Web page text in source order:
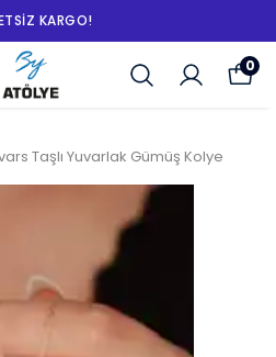
KARGO!
0
Taşlı Yuvarlak Gümüş Kolye